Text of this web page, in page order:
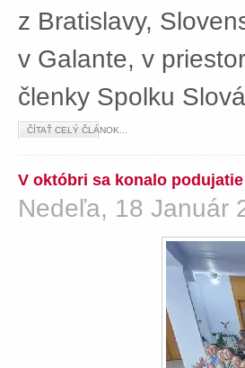
z Bratislavy,
v Galante, v
členky Spolku
ČÍTAŤ CELÝ ČLÁNOK...
V októbri sa konalo
Nedeľa, 18 Január